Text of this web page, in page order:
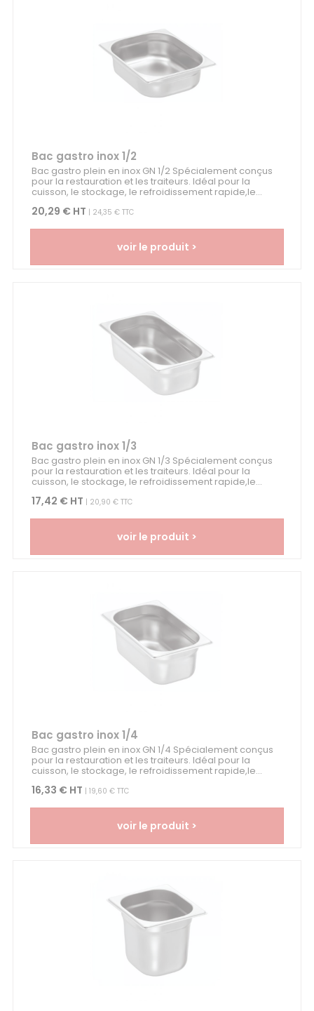
Bac gastro inox 1/2
Bac gastro plein en inox GN 1/2 Spécialement conçus
pour la restauration et les traiteurs. Idéal pour la
cuisson, le stockage, le refroidissement rapide,le...
20,29 € HT | 24,35 € TTC
voir le produit >
Bac gastro inox 1/3
Bac gastro plein en inox GN 1/3 Spécialement conçus
pour la restauration et les traiteurs. Idéal pour la
cuisson, le stockage, le refroidissement rapide,le...
17,42 € HT | 20,90 € TTC
voir le produit >
Bac gastro inox 1/4
Bac gastro plein en inox GN 1/4 Spécialement conçus
pour la restauration et les traiteurs. Idéal pour la
cuisson, le stockage, le refroidissement rapide,le...
16,33 € HT | 19,60 € TTC
voir le produit >